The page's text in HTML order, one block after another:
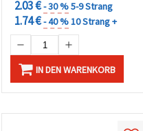
2.03 €- 30 %5-9 Strang
1.74 €- 40 %10 Strang +
IN DEN WARENKORB